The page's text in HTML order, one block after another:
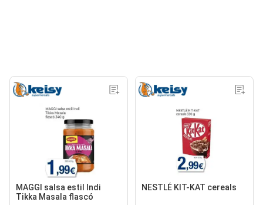
MAGGI salsa estil Indi
Tikka Masala flascó
NESTLÉ KIT-KAT cereals